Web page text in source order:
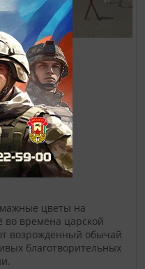
цветы на
во времена царской
возрожденный обычай
благотворительных